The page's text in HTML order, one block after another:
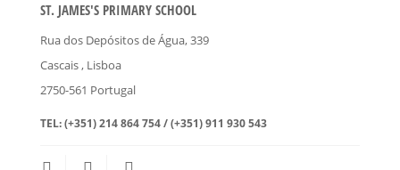
ST. JAMES'S PRIMARY SCHOOL
Rua dos Depósitos de Água, 339
Cascais, Lisboa
2750-561 Portugal
TEL:(+351) 214 864 754 / (+351) 911 930 543